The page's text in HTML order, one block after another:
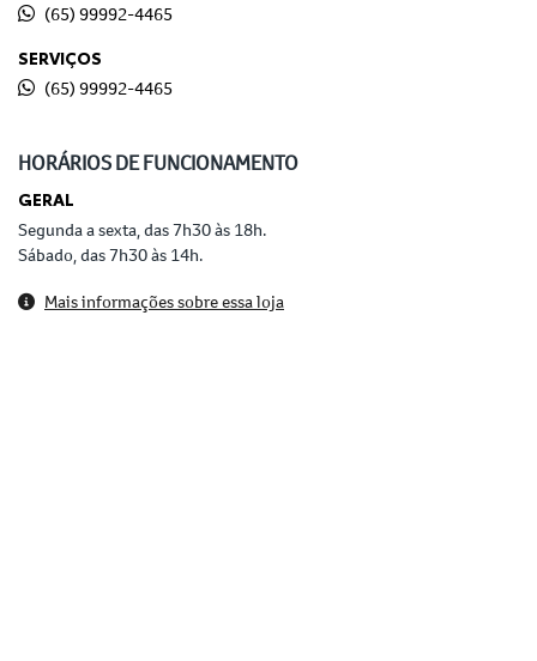
(65) 99992-4465
SERVIÇOS
(65) 99992-4465
HORÁRIOS DE FUNCIONAMENTO
GERAL
Segunda a sexta, das 7h30 às 18h.
Sábado, das 7h30 às 14h.
Mais informações sobre essa loja